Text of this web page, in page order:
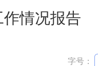
情况报告
字号：